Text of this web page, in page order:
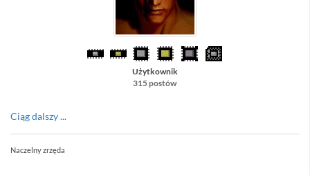
Użytkownik
315 postów
Ciąg dalszy ...
Naczelny zrzęda